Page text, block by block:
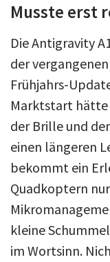
Musste erst
Die Antigravity
der
Frühjahrs-
Marktstart hätte
der Brille und
einen längeren
bekommt ein
Quadkoptern
kleine
im Wortsinn.